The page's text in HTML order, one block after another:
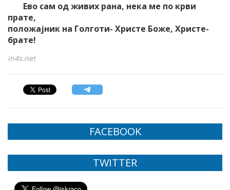
Ево сам од живих рана, нека ме по крви
прате,
положајник на Голготи- Христе Боже, Христе-
брате!
in4s.net
FACEBOOK
TWITTER